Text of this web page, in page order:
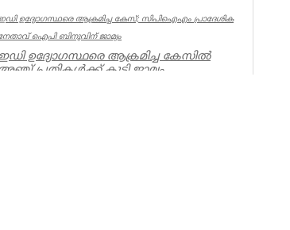
ഉദ്യോഗസ്ഥരെ ആക്രമിച്ച കേസ്; സിപിഐഎം പ്രാദേശിക
ഐപി ബിനുവിന് ജാമ്യം
ഉദ്യോഗസ്ഥരെ ആക്രമിച്ച കേസില്‍
പ്രതികള്‍ക്ക് കൂടി ജാമ്യം.